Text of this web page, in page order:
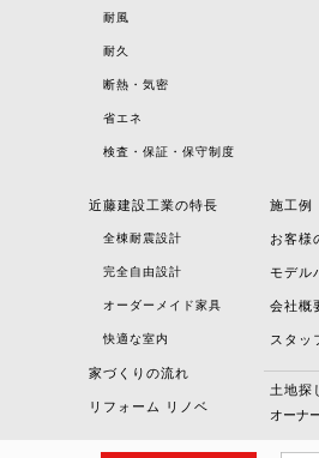
耐風
耐久
断熱・気密
省エネ
検査・保証・保守制度
近藤建設工業の特長
全棟耐震設計
完全自由設計
オーダーメイド家具
快適な室内
家づくりの流れ
リフォーム リノベ
施工例
お客様
モデル
会社概
スタッ
土地探
オーナ